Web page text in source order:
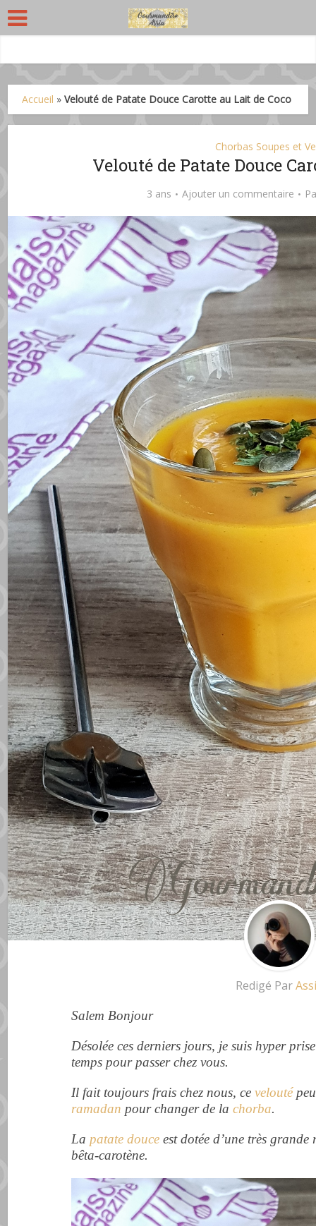
Accueil »Velouté de Patate Douce Carotte au Lait de Coco
Chorbas Soupes et
Velouté de Patate Douce
3 ans Ajouter un commentaire
Redigé Par
Salem Bonjour
Désolée ces derniers jours, je suis hyper
temps pour passer chez vous.
Il fait toujours frais chez nous, cevelouté
ramadan pour changer de lachorba.
La patate douce est dotée d’une très
bêta-carotène.